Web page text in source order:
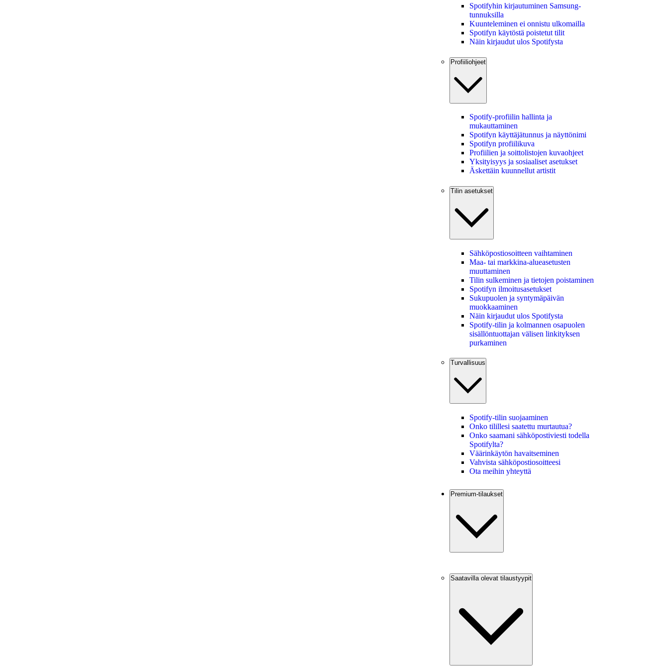
Spotifyhin kirjautuminen Samsung-
tunnuksilla
Kuunteleminen ei onnistu ulkomailla
Spotifyn käytöstä poistetut tilit
Näin kirjaudut ulos Spotifysta
Profiiliohjeet
Spotify-profiilin hallinta ja
mukauttaminen
Spotifyn käyttäjätunnus ja näyttönimi
Spotifyn profiilikuva
Profiilien ja soittolistojen kuvaohjeet
Yksityisyys ja sosiaaliset asetukset
Äskettäin kuunnellut artistit
Tilin asetukset
Sähköpostiosoitteen vaihtaminen
Maa- tai markkina-alueasetusten
muuttaminen
Tilin sulkeminen ja tietojen poistaminen
Spotifyn ilmoitusasetukset
Sukupuolen ja syntymäpäivän
muokkaaminen
Näin kirjaudut ulos Spotifysta
Spotify-tilin ja kolmannen osapuolen
sisällöntuottajan välisen linkityksen
purkaminen
Turvallisuus
Spotify-tilin suojaaminen
Onko tilillesi saatettu murtautua?
Onko saamani sähköpostiviesti todella
Spotifylta?
Väärinkäytön havaitseminen
Vahvista sähköpostiosoitteesi
Ota meihin yhteyttä
Premium-tilaukset
Saatavilla olevat tilaustyypit